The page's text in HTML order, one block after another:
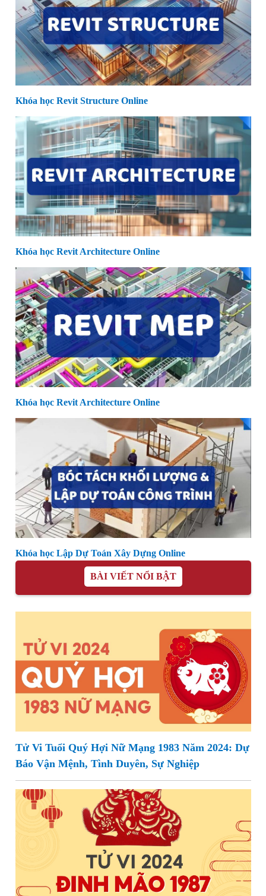
Khóa học Revit Structure Online
Khóa học Revit Architecture Online
Khóa học Revit Architecture Online
Khóa học Lập Dự Toán Xây Dựng Online
BÀI VIẾT NỔI BẬT
Tử Vi Tuổi Quý Hợi Nữ Mạng 1983 Năm 2024: Dự
Báo Vận Mệnh, Tình Duyên, Sự Nghiệp